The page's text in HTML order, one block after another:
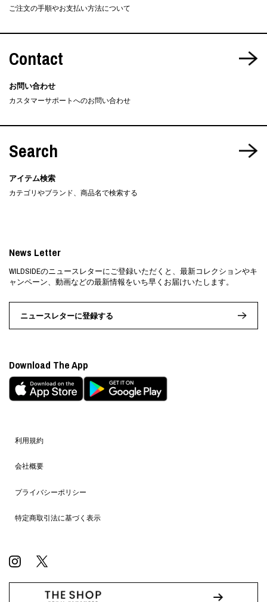
ご注文の手順やお支払い方法について
Contact
お問い合わせ
カスタマーサポートへのお問い合わせ
Search
アイテム検索
カテゴリやブランド、商品名で検索する
利用規約
会社概要
プライバシーポリシー
特定商取引法に基づく表示
News Letter
WILDSIDEのニュースレターにご登録いただくと、最新コレクションやキ
ャンペーン、動画などの最新情報をいち早くお届けいたします。
ニュースレターに登録する
Download The App